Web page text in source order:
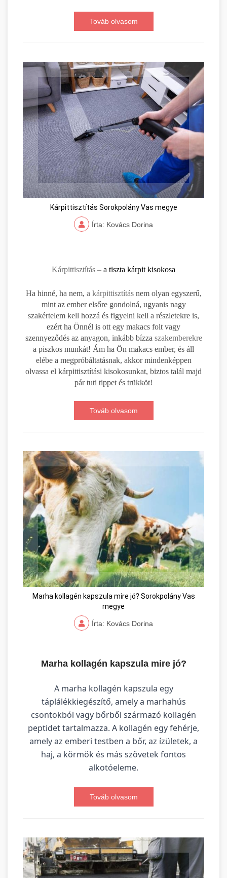
Továb olvasom
Kárpittisztítás Sorokpolány Vas megye
Írta: Kovács Dorina
Kárpittisztítás – a tiszta kárpit kisokosa
Ha hinné, ha nem, a kárpittisztításnem olyan egyszerű,
mint az ember elsőre gondolná, ugyanis nagy
szakértelem kell hozzá és figyelni kell a részletekre is,
ezért ha Önnél is ott egy makacs folt vagy
szennyeződés az anyagon, inkább bízza szakemberekre
a piszkos munkát! Ám ha Ön makacs ember, és áll
elébe a megpróbáltatásnak, akkor mindenképpen
olvassa el kárpittisztítási kisokosunkat, biztos talál majd
pár tuti tippet és trükköt!
Továb olvasom
Marha kollagén kapszula mire jó? Sorokpolány Vas
megye
Írta: Kovács Dorina
Marha kollagén kapszula mire jó?
A marha kollagén kapszula egy
táplálékkiegészítő, amely a marhahús
csontokból vagy bőrből származó kollagén
peptidet tartalmazza. A kollagén egy fehérje,
amely az emberi testben a bőr, az ízületek, a
haj, a körmök és más szövetek fontos
alkotóeleme.
Továb olvasom